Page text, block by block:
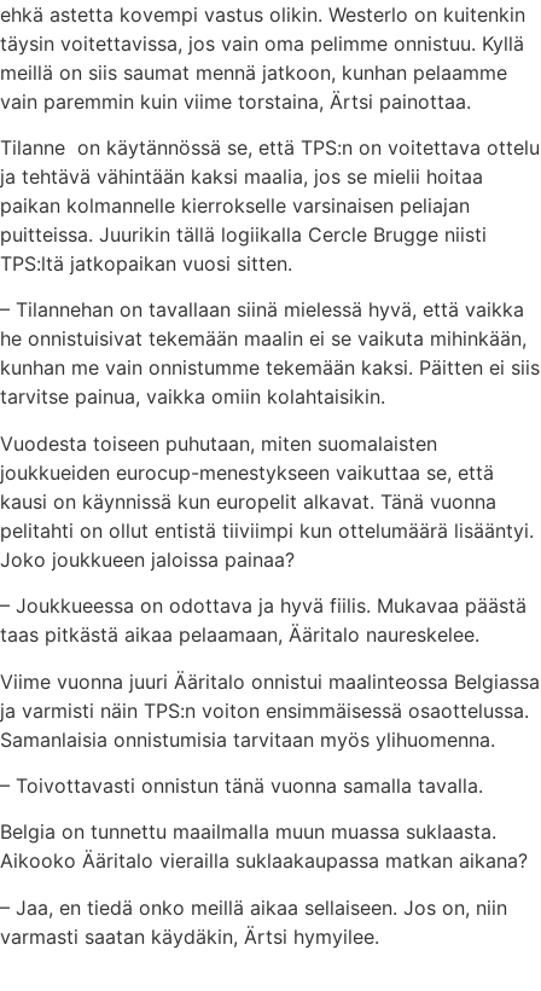
ehkä astetta kovempi vastus olikin. Westerlo on kuitenkin
täysin voitettavissa, jos vain oma pelimme onnistuu. Kyllä
meillä on siis saumat mennä jatkoon, kunhan pelaamme
vain paremmin kuin viime torstaina, Ärtsi painottaa.
Tilanne on käytännössä se, että TPS:n on voitettava ottelu
ja tehtävä vähintään kaksi maalia, jos se mielii hoitaa
paikan kolmannelle kierrokselle varsinaisen peliajan
puitteissa. Juurikin tällä logiikalla Cercle Brugge niisti
TPS:ltä jatkopaikan vuosi sitten.
– Tilannehan on tavallaan siinä mielessä hyvä, että vaikka
he onnistuisivat tekemään maalin ei se vaikuta mihinkään,
kunhan me vain onnistumme tekemään kaksi. Päitten ei siis
tarvitse painua, vaikka omiin kolahtaisikin.
Vuodesta toiseen puhutaan, miten suomalaisten
joukkueiden eurocup-menestykseen vaikuttaa se, että
kausi on käynnissä kun europelit alkavat. Tänä vuonna
pelitahti on ollut entistä tiiviimpi kun ottelumäärä lisääntyi.
Joko joukkueen jaloissa painaa?
– Joukkueessa on odottava ja hyvä fiilis. Mukavaa päästä
taas pitkästä aikaa pelaamaan, Ääritalo naureskelee.
Viime vuonna juuri Ääritalo onnistui maalinteossa Belgiassa
ja varmisti näin TPS:n voiton ensimmäisessä osaottelussa.
Samanlaisia onnistumisia tarvitaan myös ylihuomenna.
– Toivottavasti onnistun tänä vuonna samalla tavalla.
Belgia on tunnettu maailmalla muun muassa suklaasta.
Aikooko Ääritalo vierailla suklaakaupassa matkan aikana?
– Jaa, en tiedä onko meillä aikaa sellaiseen. Jos on, niin
varmasti saatan käydäkin, Ärtsi hymyilee.